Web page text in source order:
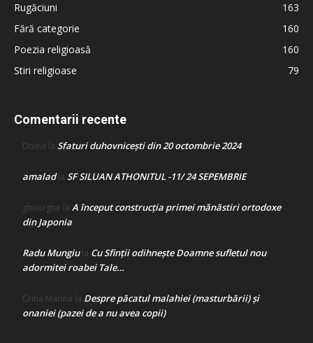
Rugăciuni
163
Fără categorie
160
Poezia religioasă
160
Stiri religioase
79
Comentarii recente
Doina la Sfaturi duhovnicești din 20 octombrie 2024
amaladla SF SILUAN ATHONITUL -11/ 24 SEPEMBRIE
gheorghe la A început construcţia primei mănăstiri ortodoxe
din Japonia
Radu Mungiula Cu Sfinții odihnește Doamne sufletul nou
adormitei roabei Tale…
Crina Marina la Despre păcatul malahiei (masturbării) şi
onaniei (pazei de a nu avea copii)